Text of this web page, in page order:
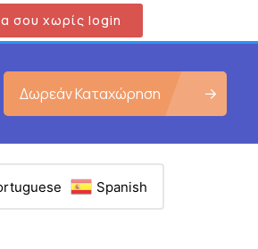
σου χωρίς login
Δωρεάν Καταχώρηση
Spanish